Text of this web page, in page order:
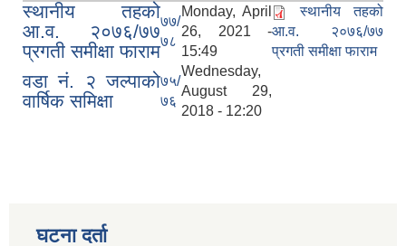
स्थानीय तहको
आ.व. २०७६/७७
प्रगती समीक्षा फाराम
७७/
७८
Monday, April
26, 2021 -
15:49
स्थानीय तहको
आ.व. २०७६/७७
प्रगती समीक्षा फाराम
वडा नं. २ जल्पाको
वार्षिक समिक्षा
७५/
७६
Wednesday,
August 29,
2018 - 12:20
घटना दर्ता